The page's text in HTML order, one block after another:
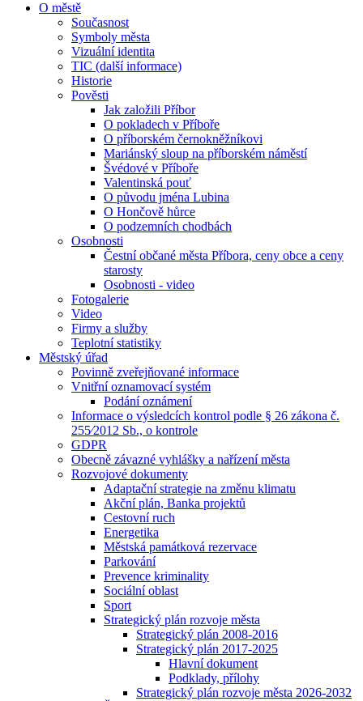
O městě
Současnost
Symboly města
Vizuální identita
TIC (další informace)
Historie
Pověsti
Jak založili Příbor
O pokladech v Příboře
O příborském černokněžníkovi
Mariánský sloup na příborském náměstí
Švédové v Příboře
Valentinská pouť
O původu jména Lubina
O Hončově hůrce
O podzemních chodbách
Osobnosti
Čestní občané města Příbora, ceny obce a ceny
starosty
Osobnosti - video
Fotogalerie
Video
Firmy a služby
Teplotní statistiky
Městský úřad
Povinně zveřejňované informace
Vnitřní oznamovací systém
Podání oznámení
Informace o výsledcích kontrol podle § 26 zákona č.
255⁄2012 Sb., o kontrole
GDPR
Obecně závazné vyhlášky a nařízení města
Rozvojové dokumenty
Adaptační strategie na změnu klimatu
Akční plán, Banka projektů
Cestovní ruch
Energetika
Městská památková rezervace
Parkování
Prevence kriminality
Sociální oblast
Sport
Strategický plán rozvoje města
Strategický plán 2008-2016
Strategický plán 2017-2025
Hlavní dokument
Podklady, přílohy
Strategický plán rozvoje města 2026-2032